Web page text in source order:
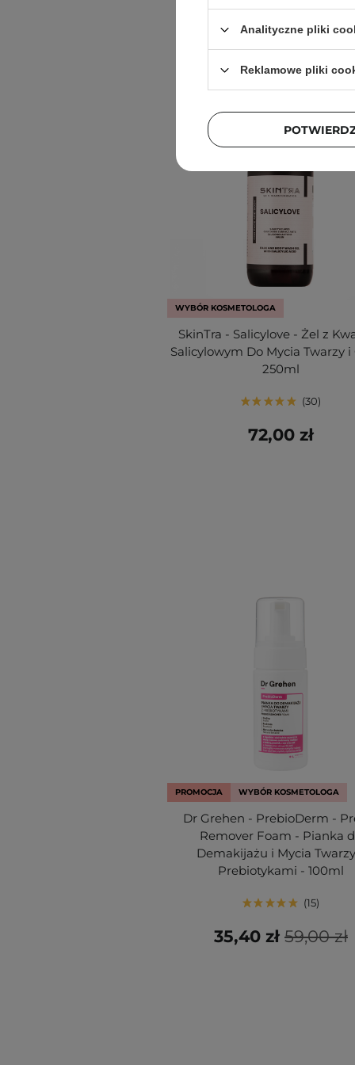
WYBÓR KOSMETOLOGA
SkinTra - Salicylove - Żel z
Salicylowym Do Mycia Twarzy i
250ml
30
72,00 zł
PROMOCJA WYBÓR KOSMETOLOGA
Dr Grehen - PrebioDerm -
Remover Foam - Pianka
Demakijażu i Mycia
Prebiotykami - 100ml
15
59,00 zł
35,40 zł
Analityczne pliki
Reklamowe pliki